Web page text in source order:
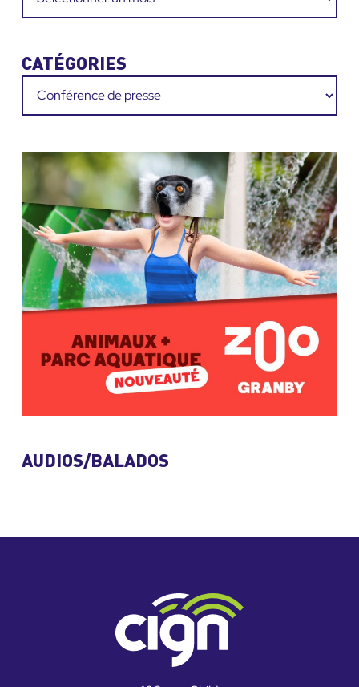
CATÉGORIES
Catégories
AUDIOS/BALADOS